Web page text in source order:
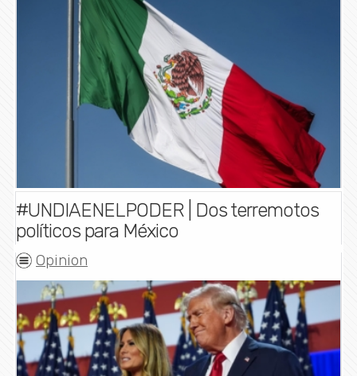
#UNDIAENELPODER | Dos terremotos
políticos para México
Opinion